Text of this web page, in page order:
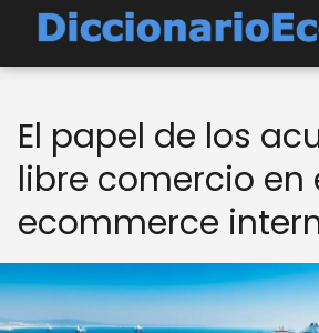
El papel de los
libre comercio en
ecommerce